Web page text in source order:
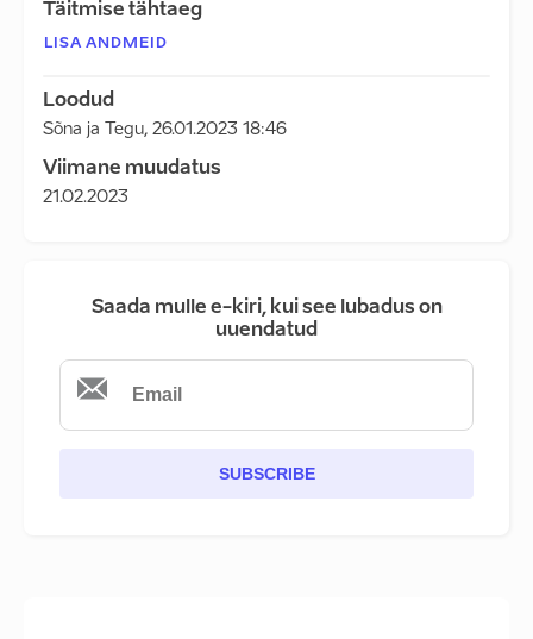
Täitmise tähtaeg
LISA ANDMEID
Loodud
Sõna ja Tegu, 26.01.2023 18:46
Viimane muudatus
21.02.2023
Saada mulle e-kiri, kui see lubadus on
uuendatud
SUBSCRIBE